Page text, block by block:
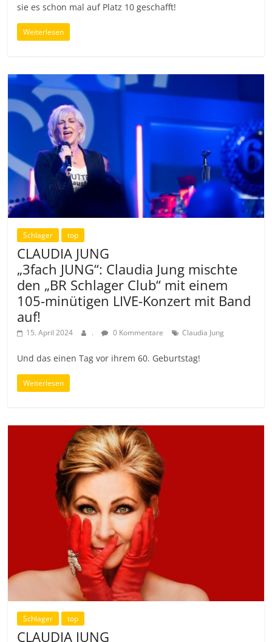
sie es schon mal auf Platz 10 geschafft!
Weiterlesen
Schlager top
CLAUDIA JUNG
„3fach JUNG“: Claudia Jung mischte
den „BR Schlager Club“ mit einem
105-minütigen LIVE-Konzert mit Band
auf!
15. April 2024 . 0 Kommentare Claudia Jung
Und das einen Tag vor ihrem 60. Geburtstag!
Weiterlesen
Schlager top
CLAUDIA JUNG